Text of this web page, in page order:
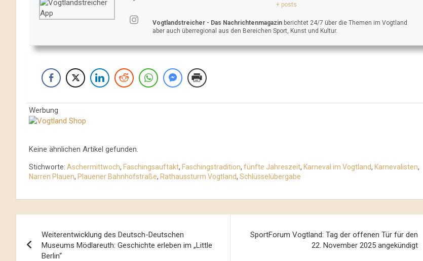
+ posts
Vogtlandstreicher - Das Nachrichtenmagazin berichtet 24/7 über die Themen im Vogtland
aber auch überregional aus den Bereichen Sport, Kunst und Kultur.
Werbung
Keine ähnlichen Artikel gefunden.
Stichworte: Aschermittwoch, Faschingsauftakt, Faschingstradition, fünfte Jahreszeit, Karneval im Vogtland, Karnevalisten,
Narren Plauen, Plauener Bahnhofstraße, Rathaussturm Vogtland, Schlüsselübergabe
Navigation
Weiterentwicklung des Deutsch-Deutschen
Museums Mödlareuth: Geschichte erleben im „Little
Berlin“
SportForum Vogtland: Tag der offenen Tür für den
22. November 2025 angekündigt